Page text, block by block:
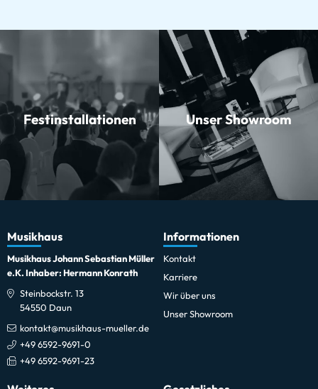
Festinstallationen Unser Showroom
Musikhaus
Musikhaus Johann Sebastian Müller
e.K. Inhaber: Hermann Konrath
Steinbockstr. 13
54550 Daun
kontakt@musikhaus-mueller.de
+49 6592-9691-0
+49 6592-9691-23
Informationen
Kontakt
Karriere
Wir über uns
Unser Showroom